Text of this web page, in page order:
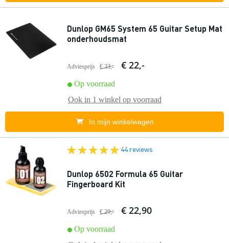
Dunlop GM65 System 65 Guitar Setup Mat
onderhoudsmat
Adviesprijs € 33,- € 22,-
Op voorraad
Ook in 1 winkel op voorraad
In mijn winkelwagen
44 reviews
Dunlop 6502 Formula 65 Guitar
Fingerboard Kit
Adviesprijs € 29,- € 22,90
Op voorraad